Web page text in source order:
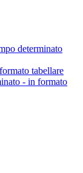
determinato
tabellare
- in formato